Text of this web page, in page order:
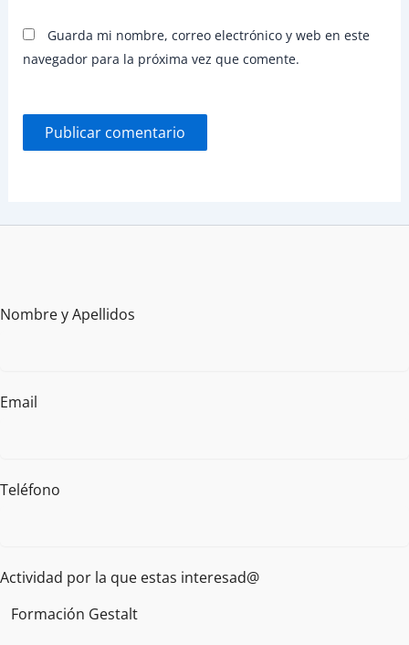
Guarda mi nombre, correo electrónico y web en este
navegador para la próxima vez que comente.
Nombre y Apellidos
Email
Teléfono
Actividad por la que estas interesad@
Formación Gestalt